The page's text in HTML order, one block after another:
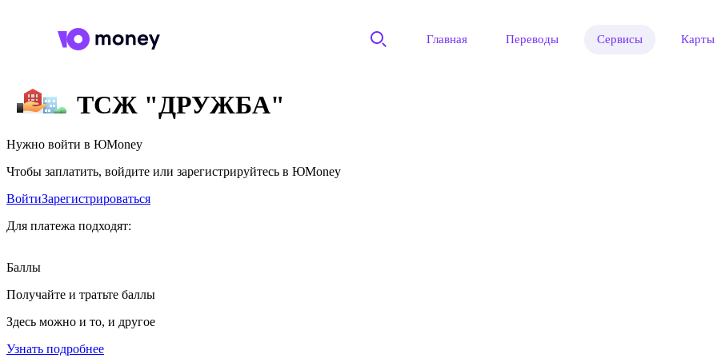
Главная Переводы Сервисы Карты
ТСЖ "ДРУЖБА"
Нужно войти в ЮMoney
Чтобы заплатить, войдите или зарегистрируйтесь в ЮMoney
ВойтиЗарегистрироваться
Для платежа подходят:
Баллы
Получайте и тратьте баллы
Здесь можно и то, и другое
Узнать подробнее